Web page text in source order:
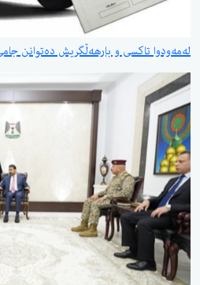
لەمەودوا تاکسی و بارهەڵگریش دەتوانن